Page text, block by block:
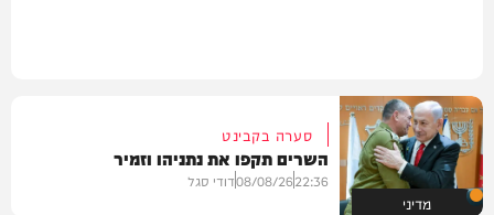
מדיני
סערה בקבינט
השרים תקפו את נתניהו וזמיר
22:36
08/08/26דודי סגל